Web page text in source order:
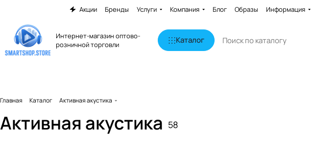
Акции Бренды Услуги Компания Блог Образы Информация
Интернет-магазин оптово-
розничной торговли
Каталог
Главная Каталог Активная акустика
Активная акустика 58
акустика
акустика